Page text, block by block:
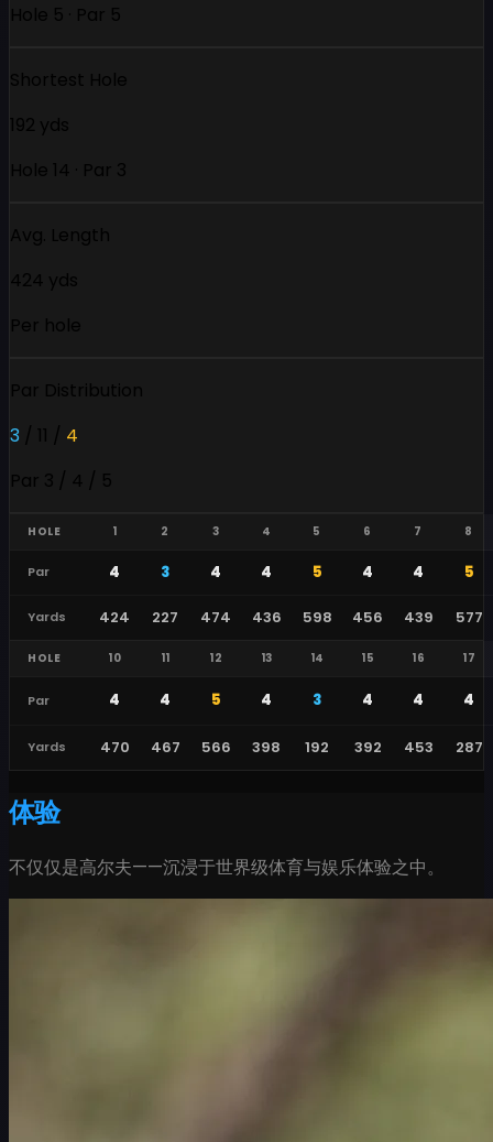
Hole 5 · Par 5
Shortest Hole
192 yds
Hole 14 · Par 3
Avg. Length
424 yds
Per hole
Par Distribution
3 / 11 / 4
Par 3 / 4 / 5
HOLE 1 2 3 4 5 6 7 8
Par 4 3 4 4 5 4 4 5
Yards 424 227 474 436 598 456 439 577
HOLE 10 11 12 13 14 15 16 17
Par 4 4 5 4 3 4 4 4
Yards 470 467 566 398 192 392 453 287
体验
不仅仅是高尔夫——沉浸于世界级体育与娱乐体验之中。